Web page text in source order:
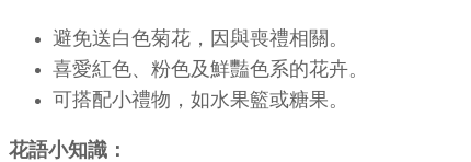
避免送白色菊花，因與喪禮相關。
喜愛紅色、粉色及鮮豔色系的花卉。
可搭配小禮物，如水果籃或糖果。
花語小知識：